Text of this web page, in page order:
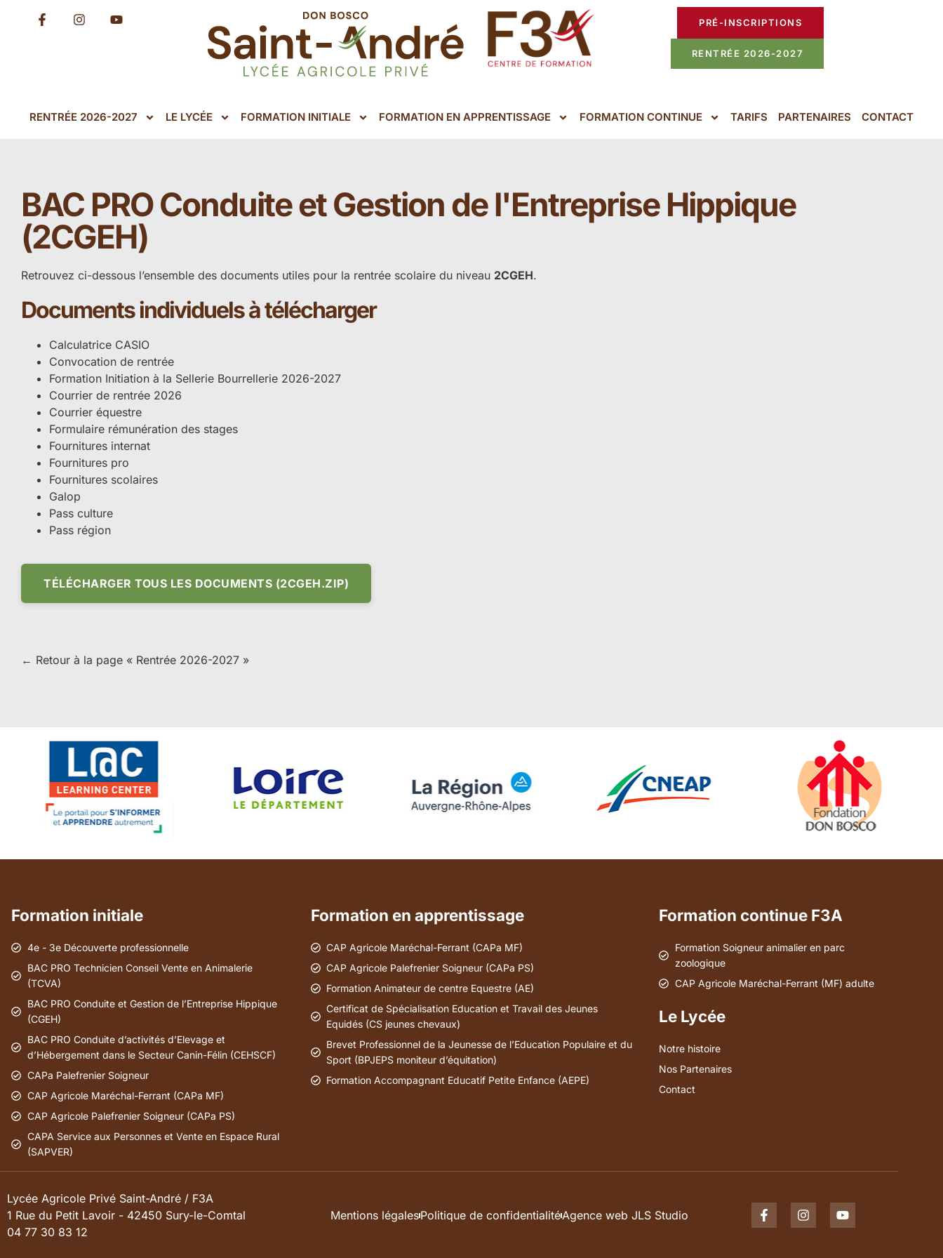
PRÉ-INSCRIPTIONS
RENTRÉE 2026-2027
RENTRÉE 2026-2027 LE LYCÉE FORMATION INITIALE FORMATION EN APPRENTISSAGE FORMATION CONTINUE TARIFS PARTENAIRES CONTACT
BAC PRO Conduite et Gestion de l'Entreprise Hippique
(2CGEH)
Retrouvez ci-dessous l’ensemble des documents utiles pour la rentrée scolaire du niveau 2CGEH.
Documents individuels à télécharger
Calculatrice CASIO
Convocation de rentrée
Formation Initiation à la Sellerie Bourrellerie 2026-2027
Courrier de rentrée 2026
Courrier équestre
Formulaire rémunération des stages
Fournitures internat
Fournitures pro
Fournitures scolaires
Galop
Pass culture
Pass région
TÉLÉCHARGER TOUS LES DOCUMENTS (2CGEH.ZIP)
← Retour à la page « Rentrée 2026-2027 »
Formation initiale
4e - 3e Découverte professionnelle
BAC PRO Technicien Conseil Vente en Animalerie
(TCVA)
BAC PRO Conduite et Gestion de l’Entreprise Hippique
(CGEH)
BAC PRO Conduite d’activités d’Elevage et
d’Hébergement dans le Secteur Canin-Félin (CEHSCF)
CAPa Palefrenier Soigneur
CAP Agricole Maréchal-Ferrant (CAPa MF)
CAP Agricole Palefrenier Soigneur (CAPa PS)
CAPA Service aux Personnes et Vente en Espace Rural
(SAPVER)
Formation en apprentissage
CAP Agricole Maréchal-Ferrant (CAPa MF)
CAP Agricole Palefrenier Soigneur (CAPa PS)
Formation Animateur de centre Equestre (AE)
Certificat de Spécialisation Education et Travail des Jeunes
Equidés (CS jeunes chevaux)
Brevet Professionnel de la Jeunesse de l’Education Populaire et du
Sport (BPJEPS moniteur d’équitation)
Formation Accompagnant Educatif Petite Enfance (AEPE)
Formation continue F3A
Formation Soigneur animalier en parc
zoologique
CAP Agricole Maréchal-Ferrant (MF) adulte
Le Lycée
Notre histoire
Nos Partenaires
Contact
Lycée Agricole Privé Saint-André / F3A
1 Rue du Petit Lavoir - 42450 Sury-le-Comtal
04 77 30 83 12
Mentions légalesPolitique de confidentialitéAgence web JLS Studio